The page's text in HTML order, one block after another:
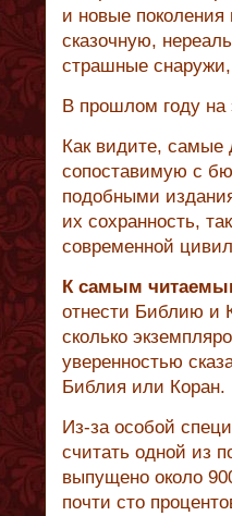
и новые
сказочную,
страшные
В прошлом году на
Как видите, самые
сопоставимую с
подобными
их сохранность,
современной
К самым
отнести Библию и
сколько
уверенностью
Библия или Коран.
Из-за особой
считать одной из
выпущено около
почти сто